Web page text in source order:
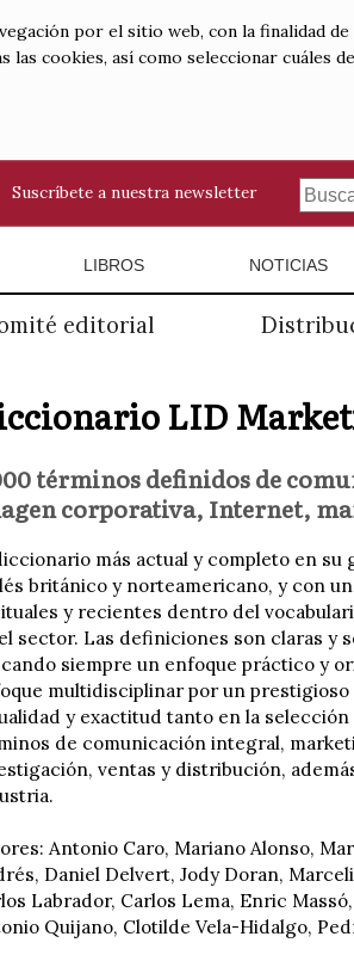
por el sitio web, con la finalidad
las cookies, así como seleccionar
Suscríbete a nuestra newsletter
LIBROS NOTICIAS
editorial
LID
términos definidos de
corporativa, Internet,
más actual y completo en
británico y norteamericano, y con
y recientes dentro del
sector. Las definiciones son claras y
siempre un enfoque práctico y
multidisciplinar por un
y exactitud tanto en la
de comunicación integral,
ventas y distribución,
Antonio Caro, Mariano Alonso,
Daniel Delvert, Jody Doran,
Labrador, Carlos Lema, Enric
Quijano, Clotilde Vela-Hidalgo,